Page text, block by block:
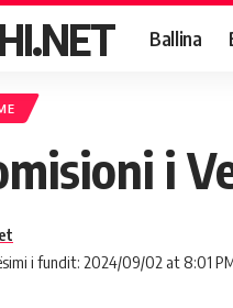
Ballina
i
i fundit: 2024/09/02 at 8:01